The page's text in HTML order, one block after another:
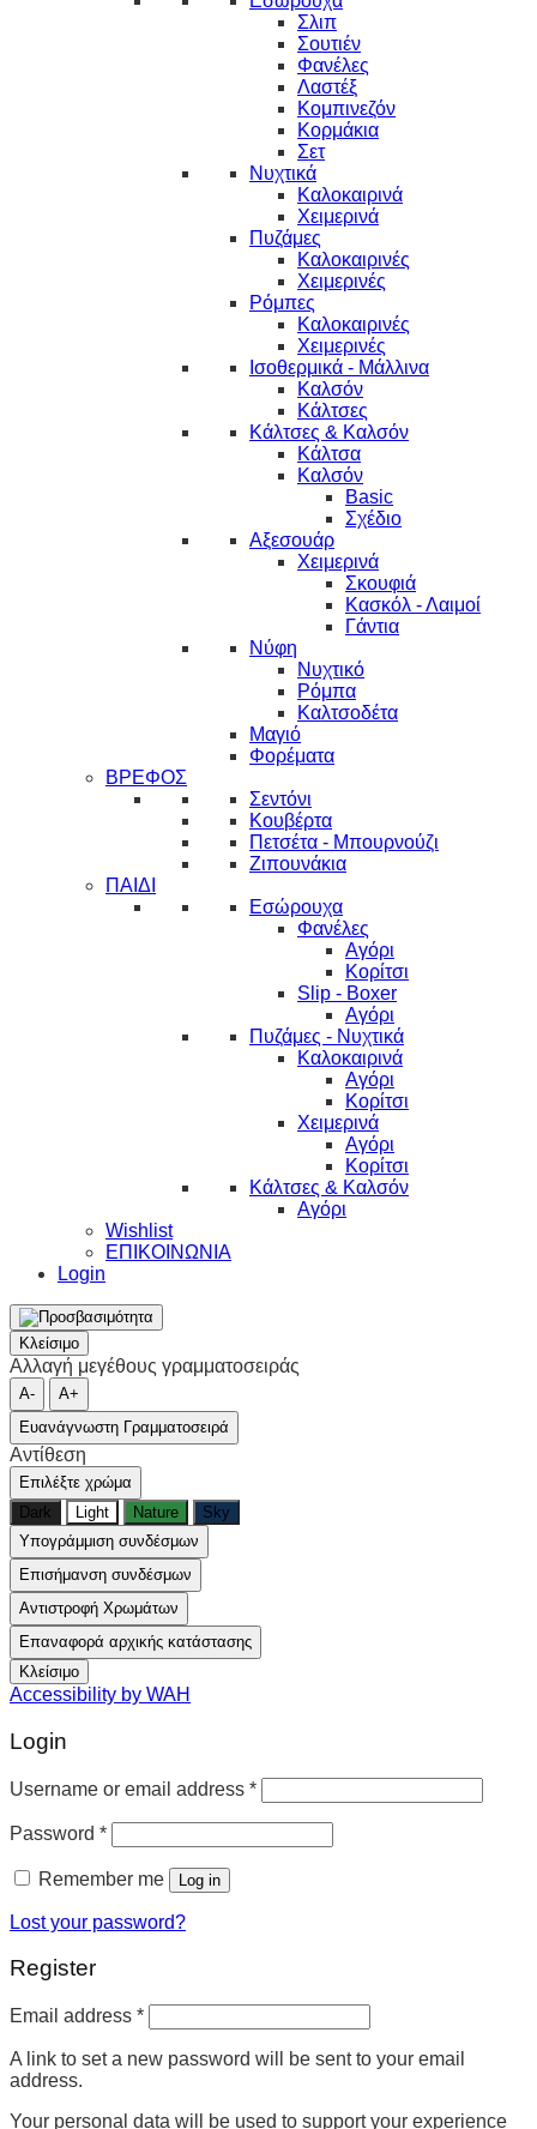
Σλιπ
Σουτιέν
Φανέλες
Λαστέξ
Κομπινεζόν
Κορμάκια
Σετ
Νυχτικά
Καλοκαιρινά
Χειμερινά
Πυζάμες
Καλοκαιρινές
Χειμερινές
Ρόμπες
Καλοκαιρινές
Χειμερινές
Ισοθερμικά - Μάλλινα
Καλσόν
Κάλτσες
Κάλτσες & Καλσόν
Κάλτσα
Καλσόν
Basic
Σχέδιο
Αξεσουάρ
Χειμερινά
Σκουφιά
Κασκόλ - Λαιμοί
Γάντια
Νύφη
Νυχτικό
Ρόμπα
Καλτσοδέτα
Μαγιό
Φορέματα
ΒΡΕΦΟΣ
Σεντόνι
Κουβέρτα
Πετσέτα - Μπουρνούζι
Ζιπουνάκια
ΠΑΙΔΙ
Εσώρουχα
Φανέλες
Αγόρι
Κορίτσι
Slip - Boxer
Αγόρι
Πυζάμες - Νυχτικά
Καλοκαιρινά
Αγόρι
Κορίτσι
Χειμερινά
Αγόρι
Κορίτσι
Κάλτσες & Καλσόν
Αγόρι
Wishlist
ΕΠΙΚΟΙΝΩΝΙΑ
Login
Κλείσιμο
Αλλαγή μεγέθους γραμματοσειράς
A-
A+
Ευανάγνωστη Γραμματοσειρά
Αντίθεση
Επιλέξτε χρώμα
Dark
Light Nature
Sky
Υπογράμμιση συνδέσμων
Επισήμανση συνδέσμων
Αντιστροφή Χρωμάτων
Επαναφορά αρχικής κατάστασης
Κλείσιμο
Accessibility by WAH
Login
Username or email address *
Password *
Remember me Log in
Lost your password?
Register
Email address *
A link to set a new password will be sent to your email
address.
Your personal data will be used to support your experience